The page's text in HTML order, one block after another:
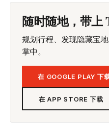
随时随地，带上
规划行程、发现隐藏宝
掌中。
在 GOOGLE PLAY 下
在 APP STORE 下载